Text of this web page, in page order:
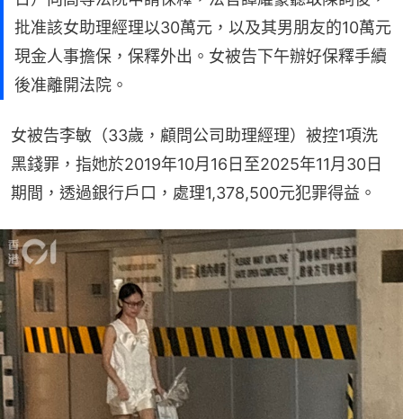
批准該女助理經理以30萬元，以及其男朋友的10萬元
現金人事擔保，保釋外出。女被告下午辦好保釋手續
後准離開法院。
女被告李敏（33歲，顧問公司助理經理）被控1項洗
黑錢罪，指她於2019年10月16日至2025年11月30日
期間，透過銀行戶口，處理1,378,500元犯罪得益。